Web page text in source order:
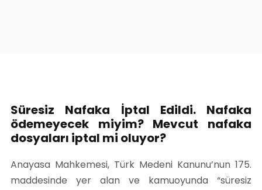
Süresiz Nafaka İptal Edildi. Nafaka
ödemeyecek miyim? Mevcut nafaka
dosyaları iptal mi oluyor?
Anayasa Mahkemesi, Türk Medeni Kanunu’nun 175.
maddesinde yer alan ve kamuoyunda “süresiz